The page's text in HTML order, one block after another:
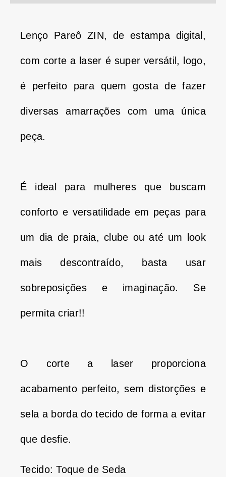
Lenço Pareô ZIN, de estampa digital,
com corte a laser é super versátil, logo,
é perfeito para quem gosta de fazer
diversas amarrações com uma única
peça.
É ideal para mulheres que buscam
conforto e versatilidade em peças para
um dia de praia, clube ou até um look
mais descontraído, basta usar
sobreposições e imaginação. Se
permita criar!!
O corte a laser proporciona
acabamento perfeito, sem distorções e
sela a borda do tecido de forma a evitar
que desfie.
Tecido: Toque de Seda